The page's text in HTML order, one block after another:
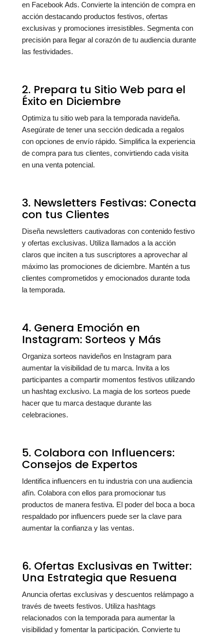
en Facebook Ads. Convierte la intención de compra en
acción destacando productos festivos, ofertas
exclusivas y promociones irresistibles. Segmenta con
precisión para llegar al corazón de tu audiencia durante
las festividades.
2. Prepara tu Sitio Web para el
Éxito en Diciembre
Optimiza tu sitio web para la temporada navideña.
Asegúrate de tener una sección dedicada a regalos
con opciones de envío rápido. Simplifica la experiencia
de compra para tus clientes, convirtiendo cada visita
en una venta potencial. ️
3. Newsletters Festivas: Conecta
con tus Clientes
Diseña newsletters cautivadoras con contenido festivo
y ofertas exclusivas. Utiliza llamados a la acción
claros que inciten a tus suscriptores a aprovechar al
máximo las promociones de diciembre. Mantén a tus
clientes comprometidos y emocionados durante toda
la temporada.
4. Genera Emoción en
Instagram: Sorteos y Más
Organiza sorteos navideños en Instagram para
aumentar la visibilidad de tu marca. Invita a los
participantes a compartir momentos festivos utilizando
un hashtag exclusivo. La magia de los sorteos puede
hacer que tu marca destaque durante las
celebraciones.
5. Colabora con Influencers:
Consejos de Expertos
Identifica influencers en tu industria con una audiencia
afín. Colabora con ellos para promocionar tus
productos de manera festiva. El poder del boca a boca
respaldado por influencers puede ser la clave para
aumentar la confianza y las ventas.
6. Ofertas Exclusivas en Twitter:
Una Estrategia que Resuena
Anuncia ofertas exclusivas y descuentos relámpago a
través de tweets festivos. Utiliza hashtags
relacionados con la temporada para aumentar la
visibilidad y fomentar la participación. Convierte tu